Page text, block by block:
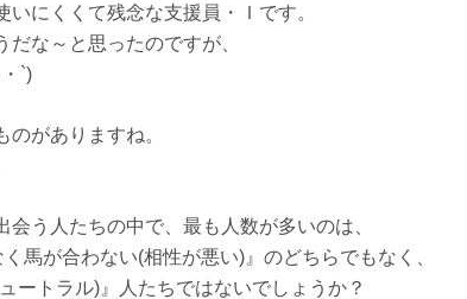
にくくて残念な支援員・Ｉです。
な～と思ったのですが、
`)
がありますね。
う人たちの中で、最も人数が多いのは、
馬が合わない(相性が悪い)』のどちらでもなく、
ートラル)』人たちではないでしょうか？